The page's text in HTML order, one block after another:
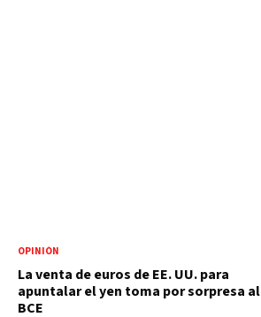
OPINIÓN
La venta de euros de EE. UU. para
apuntalar el yen toma por sorpresa al
BCE